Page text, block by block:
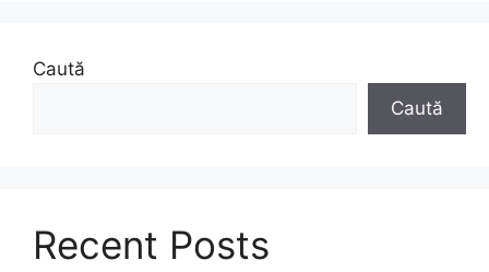
Caută
Caută
Recent Posts